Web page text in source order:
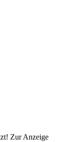
Zur Anzeige